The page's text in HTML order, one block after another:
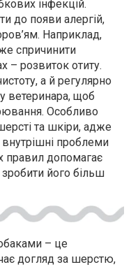
інфекцій.
до появи алергій,
Наприклад,
спричинити
– розвиток отиту.
а й регулярно
ветеринара, щоб
Особливо
та шкіри, адже
внутрішні проблеми
правил допомагає
його більш
– це
догляд за шерстю,